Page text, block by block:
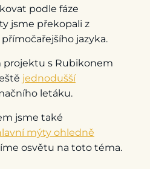
podle fáze
jsme překopali z
jazyka.
projektu s Rubikonem
jednodušší
letáku.
jsme také
mýty ohledně
osvětu na toto téma.